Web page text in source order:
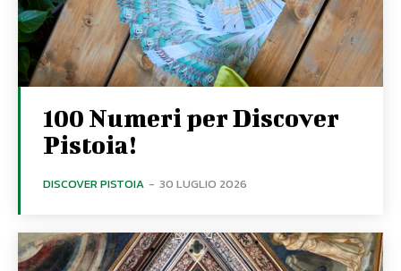
100 Numeri per Discover
Pistoia!
DISCOVER PISTOIA - 30 LUGLIO 2026